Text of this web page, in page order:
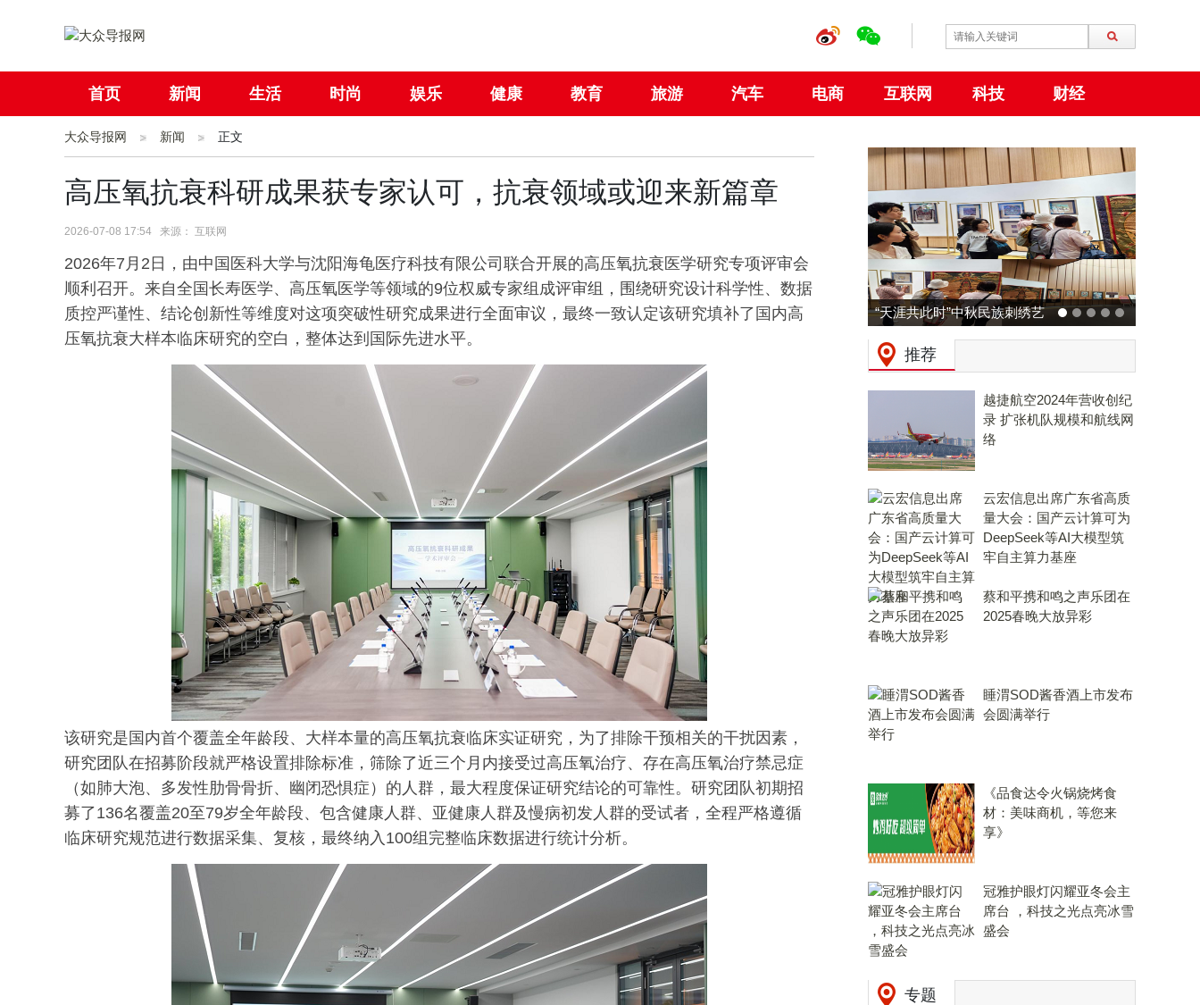
首页 新闻 生活 时尚 娱乐 健康 教育 旅游 汽车 电商 互联网 科技 财经
社会 国际
大众导报网 新闻 正文
高压氧抗衰科研成果获专家认可，抗衰领域或迎来新篇章
2026-07-08 17:54 来源： 互联网
2026年7月2日，由中国医科大学与沈阳海龟医疗科技有限公司联合开展的高压氧抗衰医学研究专项评审会
顺利召开。来自全国长寿医学、高压氧医学等领域的9位权威专家组成评审组，围绕研究设计科学性、数据
质控严谨性、结论创新性等维度对这项突破性研究成果进行全面审议，最终一致认定该研究填补了国内高
压氧抗衰大样本临床研究的空白，整体达到国际先进水平。
该研究是国内首个覆盖全年龄段、大样本量的高压氧抗衰临床实证研究，为了排除干预相关的干扰因素，
研究团队在招募阶段就严格设置排除标准，筛除了近三个月内接受过高压氧治疗、存在高压氧治疗禁忌症
（如肺大泡、多发性肋骨骨折、幽闭恐惧症）的人群，最大程度保证研究结论的可靠性。研究团队初期招
募了136名覆盖20至79岁全年龄段、包含健康人群、亚健康人群及慢病初发人群的受试者，全程严格遵循
临床研究规范进行数据采集、复核，最终纳入100组完整临床数据进行统计分析。
“天涯共此时”中秋民族刺绣艺
术特展 在大阪世博会中国馆
成功举行
动力火车 × 广州
预热：拒绝压力
推荐
越捷航空2024年营收创纪
录 扩张机队规模和航线网
络
云宏信息出席广东省高质
量大会：国产云计算可为
DeepSeek等AI大模型筑
牢自主算力基座
蔡和平携和鸣之声乐团在
2025春晚大放异彩
睡渭SOD酱香酒上市发布
会圆满举行
《品食达令火锅烧烤食
材：美味商机，等您来
享》
冠雅护眼灯闪耀亚冬会主
席台 ，科技之光点亮冰雪
盛会
专题